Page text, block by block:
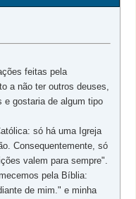
feitas pela
a não ter outros deuses,
e gostaria de algum tipo
só há uma Igreja
Consequentemente, só
valem para sempre".
pela Bíblia:
de mim." e minha